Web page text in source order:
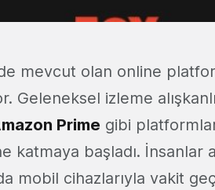
mevcut olan online
Geleneksel izleme
Prime gibi
katmaya başladı. İnsanlar
mobil cihazlarıyla vakit